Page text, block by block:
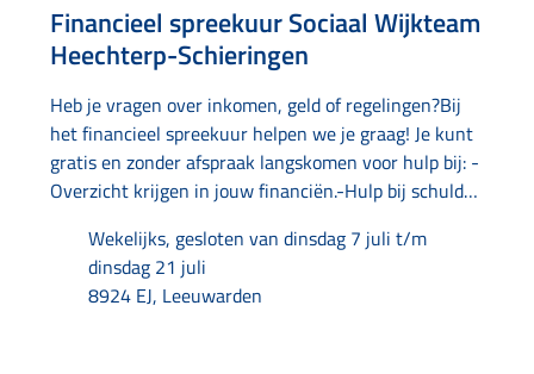
Financieel spreekuur Sociaal Wijkteam
Heechterp-Schieringen
Heb je vragen over inkomen, geld of regelingen?Bij
het financieel spreekuur helpen we je graag! Je kunt
gratis en zonder afspraak langskomen voor hulp bij: -
Overzicht krijgen in jouw financiën.-Hulp bij schulden
post doornemen en ordenen.-Aanvragen van een
uitkering.-Aanvragen of aanpassen van toeslagen.-
Aanvragen van kwijtschelding.-Kijken of je recht hebt
Wekelijks, gesloten van dinsdag 7 juli t/m
dinsdag 21 juli
8924 EJ, Leeuwarden